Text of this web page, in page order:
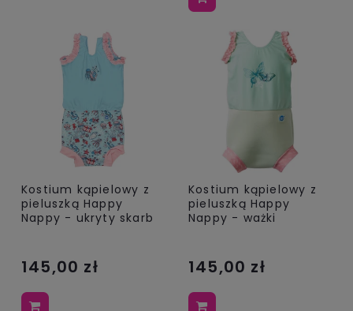
Kostium kąpielowy z
pieluszką Happy
Nappy - ukryty skarb
145,00 zł
Kostium kąpielowy z
pieluszką Happy
Nappy - ważki
145,00 zł